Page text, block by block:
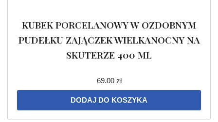
KUBEK PORCELANOWY W OZDOBNYM
PUDEŁKU ZAJĄCZEK WIELKANOCNY NA
SKUTERZE 400 ML
69.00 zł
DODAJ DO KOSZYKA